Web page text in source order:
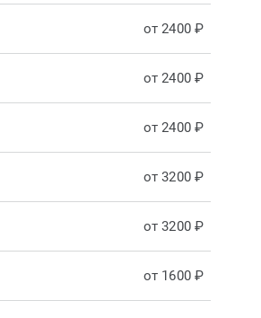
от 2400 ₽
от 2400 ₽
от 2400 ₽
от 3200 ₽
от 3200 ₽
от 1600 ₽